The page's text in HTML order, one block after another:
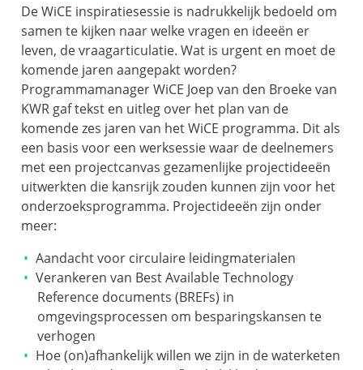
De WiCE inspiratiesessie is nadrukkelijk bedoeld om
samen te kijken naar welke vragen en ideeën er
leven, de vraagarticulatie. Wat is urgent en moet de
komende jaren aangepakt worden?
Programmamanager WiCE Joep van den Broeke van
KWR gaf tekst en uitleg over het plan van de
komende zes jaren van het WiCE programma. Dit als
een basis voor een werksessie waar de deelnemers
met een projectcanvas gezamenlijke projectideeën
uitwerkten die kansrijk zouden kunnen zijn voor het
onderzoeksprogramma. Projectideeën zijn onder
meer:
Aandacht voor circulaire leidingmaterialen
Verankeren van Best Available Technology
Reference documents (BREFs) in
omgevingsprocessen om besparingskansen te
verhogen
Hoe (on)afhankelijk willen we zijn in de waterketen